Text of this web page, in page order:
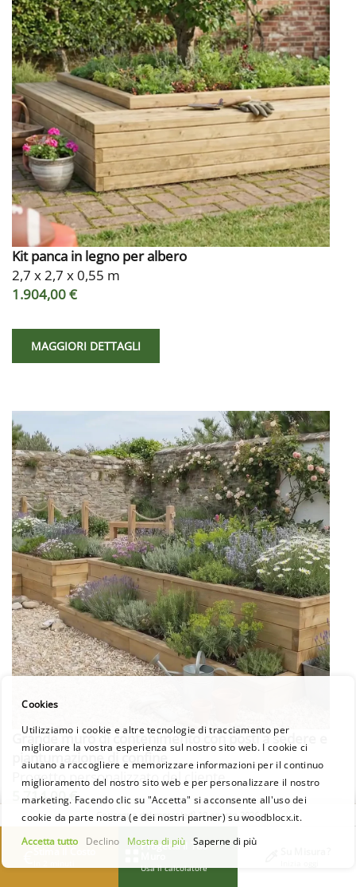
Kit panca in legno per albero
2,7 x 2,7 x 0,55 m
1.904,00 €
MAGGIORI DETTAGLI
Grande muro di contenimento con posti a sedere e
piantumazione di confine
Progetto personalizzato del cliente
5.714,00 €
MAGGIORI DETTAGLI
Consegna dal mercoledì 19 agosto 2026
Progetta Il Tuo
Usa il calcolatore
Cookies
Utilizziamo i cookie e altre tecnologie di tracciamento per
migliorare la vostra esperienza sul nostro sito web. I cookie ci
aiutano a raccogliere e memorizzare informazioni per il continuo
miglioramento del nostro sito web e per personalizzare il nostro
marketing. Facendo clic su "Accetta" si acconsente all'uso dei
cookie da parte nostra (e dei nostri partner) su woodblocx.it.
Accetta tutto
Declino Mostra di più Saperne di più